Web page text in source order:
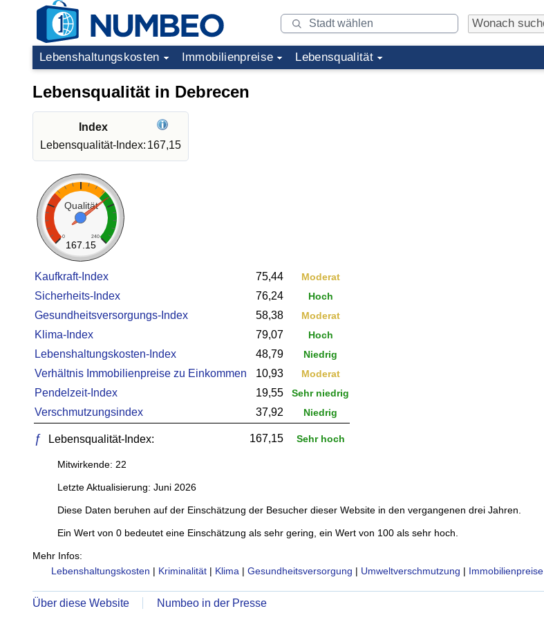
Lebenshaltungskosten Immobilienpreise Lebensqualität
Lebensqualität in Debrecen
Index
Lebensqualität-Index: 167,15
Qualität
0 240
167.15
Kaufkraft-Index 75,44 Moderat
Sicherheits-Index 76,24 Hoch
Gesundheitsversorgungs-Index 58,38 Moderat
Klima-Index 79,07 Hoch
Lebenshaltungskosten-Index 48,79 Niedrig
Verhältnis Immobilienpreise zu Einkommen 10,93 Moderat
Pendelzeit-Index 19,55 Sehr niedrig
Verschmutzungsindex 37,92 Niedrig
ƒ Lebensqualität-Index: 167,15 Sehr hoch
Mitwirkende: 22
Letzte Aktualisierung: Juni 2026
Diese Daten beruhen auf der Einschätzung der Besucher dieser Website in den vergangenen drei Jahren.
Ein Wert von 0 bedeutet eine Einschätzung als sehr gering, ein Wert von 100 als sehr hoch.
Mehr Infos:
Lebenshaltungskosten | Kriminalität | Klima | Gesundheitsversorgung | Umweltverschmutzung | Immobilienpreise
Über diese Website Numbeo in der Presse